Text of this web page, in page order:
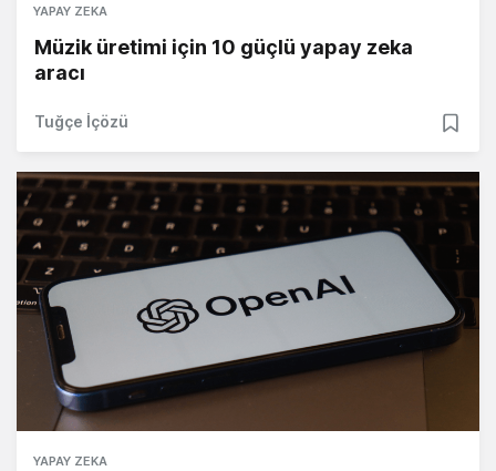
YAPAY ZEKA
Müzik üretimi için 10 güçlü yapay zeka
aracı
Tuğçe İçözü
YAPAY ZEKA